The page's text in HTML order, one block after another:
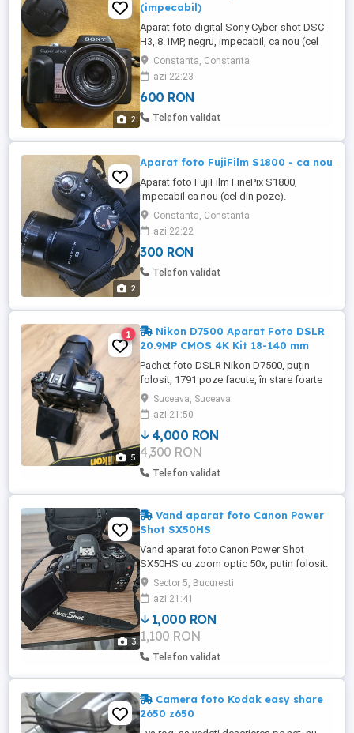
2
(impecabil)
Aparat foto digital Sony Cyber-shot DSC-
H3, 8.1MP, negru, impecabil, ca nou (cel
din poze). A fost folosit foarte putin. Vine
insotit de incarcatorul original si un card
original de 4 Gb. Este fabricat in Japonia!
Pret fix 600 lei, nu fac schimburi, NU trimit
in tara.
Constanta, Constanta
azi 22:23
600 RON
Telefon validat
2
Aparat foto FujiFilm S1800 - ca nou
Aparat foto FujiFilm FinePix S1800,
impecabil ca nou (cel din poze).
Functioneaza cu 4 baterii (sau
acumulatori) AA, neincluse. Vine insotit de
cablu de date, card memorie si de husa.
Rezolutie 12 Mpx, ISO 6400, blitz
incorporat, ecran LCD 3 inch, filmeaza HD.
Constanta, Constanta
azi 22:22
300 RON
Telefon validat
5
1
Nikon D7500 Aparat Foto DSLR
20.9MP CMOS 4K Kit 18-140 mm
Pachet foto DSLR Nikon D7500, puțin
folosit, 1791 poze facute, în stare foarte
bună. Pachetul conține: -Body + Obiectiv
AF-S DX 18-140 mm VR -Nisi Filtru UV
SMC L395 67mm -5 filtre color + husa -
incarcator + acumulator original -
telecomanda (timer remote switch) -card
memorie sandisk extreme 128GB (180MB
...
Suceava, Suceava
azi 21:50
4,000 RON
4,300 RON
Telefon validat
3
Vand aparat foto Canon Power
Shot SX50HS
Vand aparat foto Canon Power Shot
SX50HS cu zoom optic 50x, putin folosit.
Aparatul este intr-o conditie tehnica
excelenta, fara niciun fel de defect.
Specificatii: Senzor BSI-CMOS de 12 MP -
1 2,3 inchi ISO 80 - 6400 24-1200 mm F3.4-
6.5 Zoom Lens Stabilizare optică a
imaginii Ecran complet articulat ...
Sector 5, Bucuresti
azi 21:41
1,000 RON
1,100 RON
Telefon validat
Camera foto Kodak easy share
2650 z650